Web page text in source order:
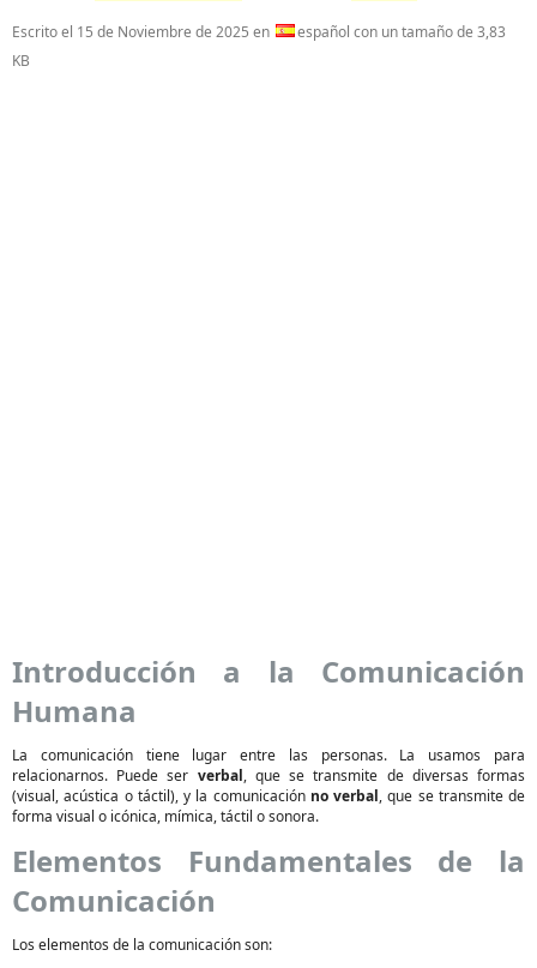
Escrito el 15 de Noviembre de 2025 en
español con un tamaño de 3,83
KB
Introducción a la Comunicación
Humana
La comunicación tiene lugar entre las personas. La usamos para
relacionarnos. Puede ser verbal, que se transmite de diversas formas
(visual, acústica o táctil), y la comunicación no verbal, que se transmite de
forma visual o icónica, mímica, táctil o sonora.
Elementos Fundamentales de la
Comunicación
Los elementos de la comunicación son: